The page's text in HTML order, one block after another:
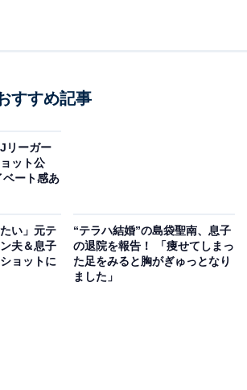
すすめ記事
リーガー
ット公
ベート感あ
い」元テ
夫＆息子
ョットに
“テラハ結婚”の島袋聖南、息子
の退院を報告！ 「痩せてしまっ
た足をみると胸がぎゅっとなり
ました」